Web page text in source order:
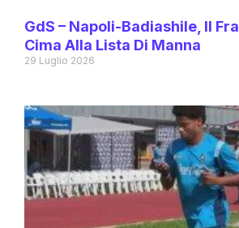
GdS – Napoli-Badiashile, Il
Cima Alla Lista Di Manna
29 Luglio 2026